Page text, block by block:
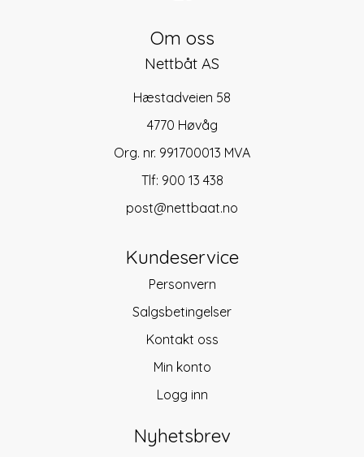
Om oss
Nettbåt AS
Hæstadveien 58
4770 Høvåg
Org. nr. 991700013 MVA
Tlf: 900 13 438
post@nettbaat.no
Kundeservice
Personvern
Salgsbetingelser
Kontakt oss
Min konto
Logg inn
Nyhetsbrev